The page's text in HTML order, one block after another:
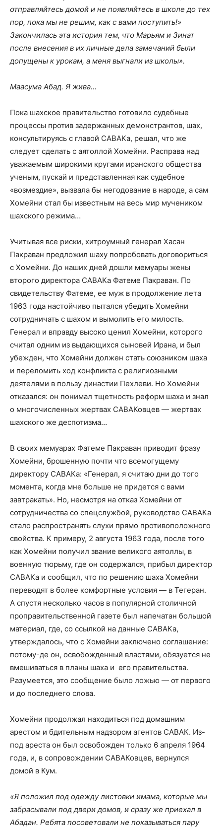
отправляйтесь домой и не появляйтесь в школе до тех
пор, пока мы не решим, как с вами поступить!»
Закончилась эта история тем, что Марьям и Зинат
после внесения в их личные дела замечаний были
допущены к урокам, а меня выгнали из школы».
Маасума Абад. Я жива…
Пока шахское правительство готовило судебные
процессы против задержанных демонстрантов, шах,
консультируясь с главой САВАКа, решал, что же
следует сделать с аятоллой Хомейни. Расправа над
уважаемым широкими кругами иранского общества
ученым, пускай и представленная как судебное
«возмездие», вызвала бы негодование в народе, а сам
Хомейни стал бы известным на весь мир мучеником
шахского режима…
Учитывая все риски, хитроумный генерал Хасан
Пакраван предложил шаху попробовать договориться
с Хомейни. До наших дней дошли мемуары жены
второго директора САВАКа Фатеме Пакраван. По
свидетельству Фатеме, ее муж в продолжение лета
1963 года настойчиво пытался убедить Хомейни
сотрудничать с шахом и вымолить его милость.
Генерал и вправду высоко ценил Хомейни, которого
считал одним из выдающихся сыновей Ирана, и был
убежден, что Хомейни должен стать союзником шаха
и переломить ход конфликта с религиозными
деятелями в пользу династии Пехлеви. Но Хомейни
отказался: он понимал тщетность реформ шаха и знал
о многочисленных жертвах САВАКовцев — жертвах
шахского же деспотизма…
В своих мемуарах Фатеме Пакраван приводит фразу
Хомейни, брошенную почти что всемогущему
директору САВАКа: «Генерал, я считаю дни до того
момента, когда мне больше не придется с вами
завтракать». Но, несмотря на отказ Хомейни от
сотрудничества со спецслужбой, руководство САВАКа
стало распространять слухи прямо противоположного
свойства. К примеру, 2 августа 1963 года, после того
как Хомейни получил звание великого аятоллы, в
военную тюрьму, где он содержался, прибыл директор
САВАКа и сообщил, что по решению шаха Хомейни
переводят в более комфортные условия — в Тегеран.
А спустя несколько часов в популярной столичной
проправительственной газете был напечатан большой
материал, где, со ссылкой на данные САВАКа,
утверждалось, что с Хомейни заключено соглашение:
потому-де он, освобожденный властями, обязуется не
вмешиваться в планы шаха и его правительства.
Разумеется, это сообщение было ложью — от первого
и до последнего слова.
Хомейни продолжал находиться под домашним
арестом и бдительным надзором агентов САВАК. Из-
под ареста он был освобожден только 6 апреля 1964
года, и, в сопровождении САВАКовцев, вернулся
домой в Кум.
«Я положил под одежду листовки имама, которые мы
забрасывали под двери домов, и сразу же приехал в
Абадан. Ребята посоветовали не показываться пару